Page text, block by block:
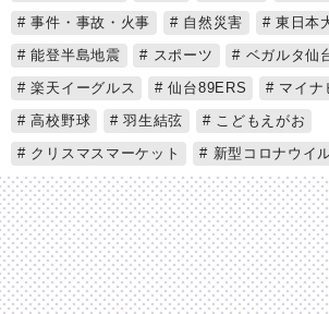
事件・事故・火事
自然災害 東日本
能登半島地震
スポーツ
ベガルタ仙
楽天イーグルス
仙台89ERS
マイナ
高校野球
羽生結弦
こどもえがお
クリスマスマーケット
新型コロナウイ